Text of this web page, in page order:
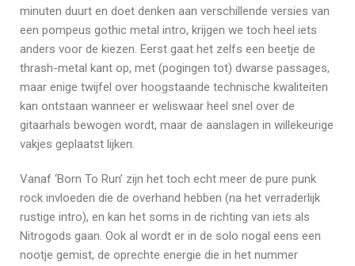
minuten duurt en doet denken aan verschillende versies van
een pompeus gothic metal intro, krijgen we toch heel iets
anders voor de kiezen. Eerst gaat het zelfs een beetje de
thrash-metal kant op, met (pogingen tot) dwarse passages,
maar enige twijfel over hoogstaande technische kwaliteiten
kan ontstaan wanneer er weliswaar heel snel over de
gitaarhals bewogen wordt, maar de aanslagen in willekeurige
vakjes geplaatst lijken.
Vanaf ‘Born To Run’ zijn het toch echt meer de pure punk
rock invloeden die de overhand hebben (na het verraderlijk
rustige intro), en kan het soms in de richting van iets als
Nitrogods gaan. Ook al wordt er in de solo nogal eens een
nootje gemist, de oprechte energie die in het nummer